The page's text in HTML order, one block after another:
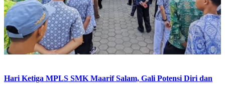
Hari Ketiga MPLS SMK Maarif Salam, Gali Potensi Diri dan